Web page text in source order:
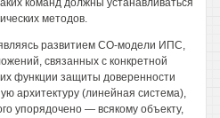
команд должны устанавливаться
методов.
развитием СО-модели ИПС,
связанных с конкретной
функции защиты доверенности
архитектуру (линейная система),
упорядочено — всякому объекту,